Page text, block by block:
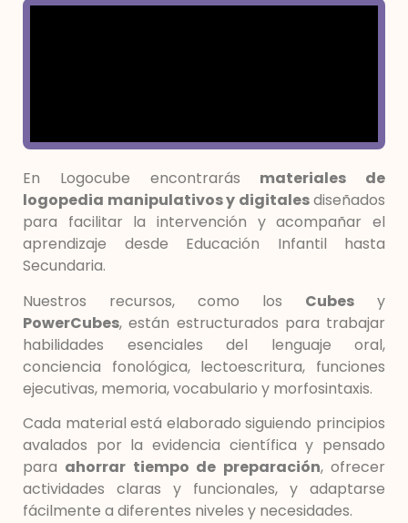
En Logocube encontrarás materiales de
logopedia manipulativos y digitalesdiseñados
para facilitar la intervención y acompañar el
aprendizaje desde Educación Infantil hasta
Secundaria.
Nuestros recursos, como los Cubes y
PowerCubes, están estructurados para trabajar
habilidades esenciales del lenguaje oral,
conciencia fonológica, lectoescritura, funciones
ejecutivas, memoria, vocabulario y morfosintaxis.
Cada material está elaborado siguiendo principios
avalados por la evidencia científica y pensado
para ahorrar tiempo de preparación, ofrecer
actividades claras y funcionales, y adaptarse
fácilmente a diferentes niveles y necesidades.